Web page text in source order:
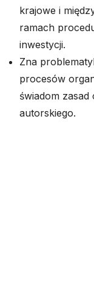
krajowe i
ramach
inwestycji.
Zna
procesów
świadom
autorskiego.